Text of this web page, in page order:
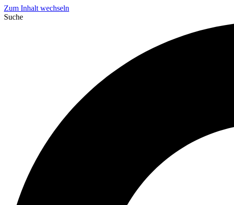
Zum Inhalt wechseln
Suche